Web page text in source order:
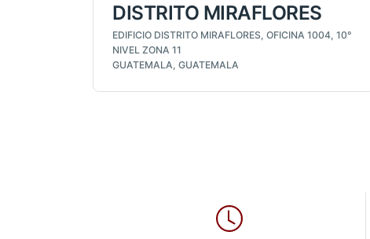
DISTRITO MIRAFLORES
EDIFICIO DISTRITO MIRAFLORES, OFICINA 1004, 10°
NIVEL ZONA 11
GUATEMALA, GUATEMALA